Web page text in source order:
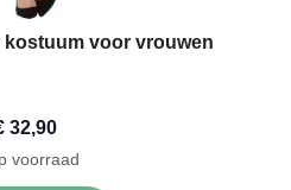
voor vrouwen
32,90
voorraad